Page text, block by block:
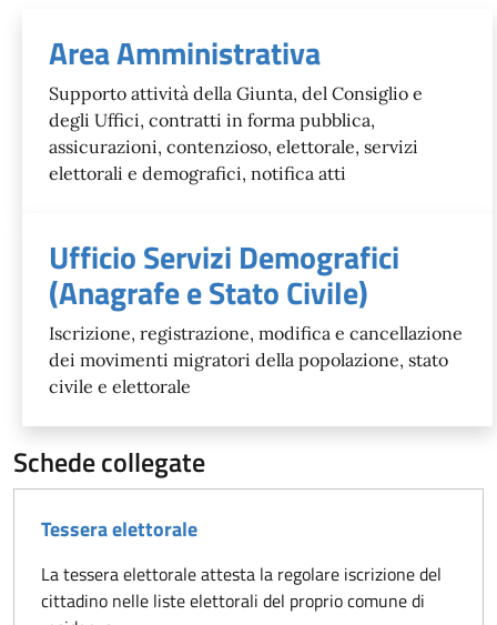
Unità organizzativa
Area Amministrativa
Supporto attività della Giunta, del Consiglio e
degli Uffici, contratti in forma pubblica,
assicurazioni, contenzioso, elettorale, servizi
elettorali e demografici, notifica atti
Ufficio Servizi Demografici
(Anagrafe e Stato Civile)
Iscrizione, registrazione, modifica e cancellazione
dei movimenti migratori della popolazione, stato
civile e elettorale
Schede collegate
Tessera elettorale
La tessera elettorale attesta la regolare iscrizione del
cittadino nelle liste elettorali del proprio comune di